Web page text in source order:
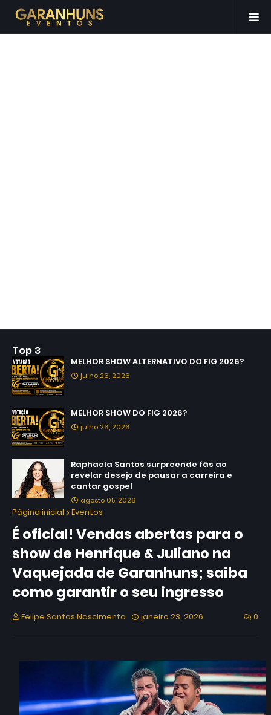
Top 3
MELHOR SHOW ALTERNATIVO DO FIG 2026?
julho 26, 2026
MELHOR SHOW DO FIG 2026?
julho 26, 2026
Raphaela Santos surpreende fãs ao
revelar desejo de pausar a carreira e
cantar gospel
agosto 05, 2026
Página inicial Eventos
É oficial! Vendas abertas para o
show de Henrique & Juliano na
Vaquejada de Garanhuns; saiba
como garantir o seu ingresso
Felipe Santos Nascimento janeiro 23, 2026 0